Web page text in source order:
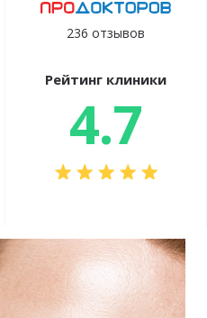
236 отзывов
Рейтинг клиники
4.7